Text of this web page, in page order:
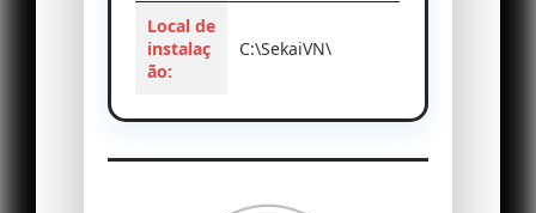
Local de
instalaç
ão:
C:\SekaiVN\